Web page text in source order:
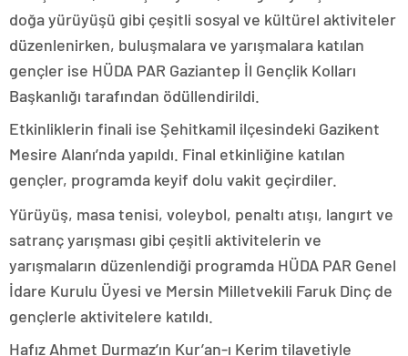
doğa yürüyüşü gibi çeşitli sosyal ve kültürel aktiviteler
düzenlenirken, buluşmalara ve yarışmalara katılan
gençler ise HÜDA PAR Gaziantep İl Gençlik Kolları
Başkanlığı tarafından ödüllendirildi.
Etkinliklerin finali ise Şehitkamil ilçesindeki Gazikent
Mesire Alanı’nda yapıldı. Final etkinliğine katılan
gençler, programda keyif dolu vakit geçirdiler.
Yürüyüş, masa tenisi, voleybol, penaltı atışı, langırt ve
satranç yarışması gibi çeşitli aktivitelerin ve
yarışmaların düzenlendiği programda HÜDA PAR Genel
İdare Kurulu Üyesi ve Mersin Milletvekili Faruk Dinç de
gençlerle aktivitelere katıldı.
Hafız Ahmet Durmaz’ın Kur’an-ı Kerim tilavetiyle